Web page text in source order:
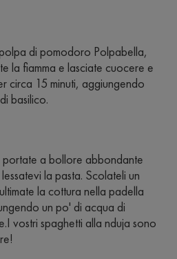
di pomodoro Polpabella,
la fiamma e lasciate cuocere e
circa 15 minuti, aggiungendo
basilico.
a bollore abbondante
la pasta. Scolateli un
la cottura nella padella
un po' di acqua di
vostri spaghetti alla nduja sono